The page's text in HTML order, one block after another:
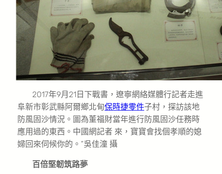
2017年9月21日下戰書，遼寧網絡媒體行記者走進
阜新市彰武縣阿爾鄉北甸保時捷零件子村，探訪該地
防風固沙情況。圖為董福財當年進行防風固沙任務時
應用過的東西。中國網記者 來，寶寶會找個孝順的媳
婦回來伺候你的。”吳佳潼 攝
百倍堅韌筑路夢